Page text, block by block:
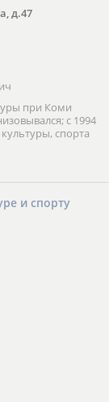
д.47
при Коми
с 1994
спорта
и спорту